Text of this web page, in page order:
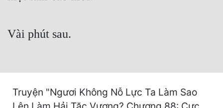
Góc Nhìn Nam
Huyền Nghi
Vài phút sau.
Truyện "Ngươi Không Nỗ Lực Ta Làm Sao